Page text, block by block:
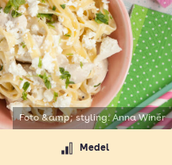
Medel
Foto &amp; styling: Anna Winér